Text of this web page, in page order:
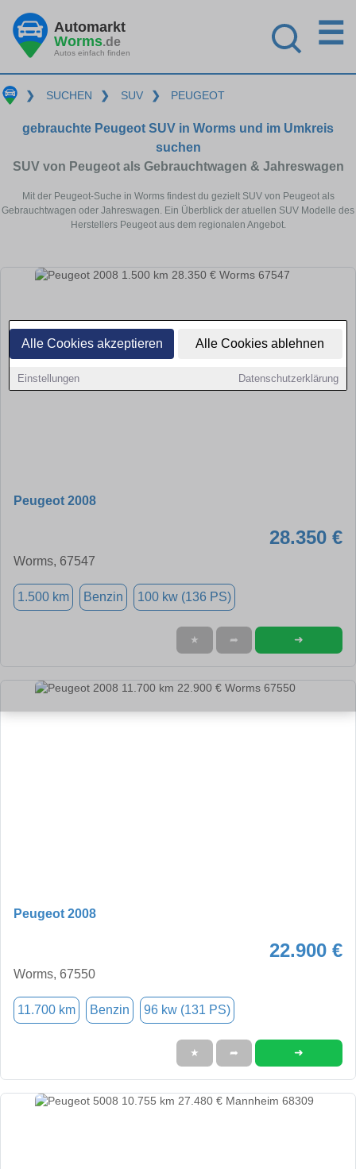
Alle Cookies akzeptieren Alle Cookies ablehnen
Einstellungen Datenschutzerklärung
Automarkt
Worms.de
Autos einfach finden
☰
❯ SUCHEN ❯ SUV ❯ PEUGEOT
gebrauchte Peugeot SUV in Worms und im Umkreis
suchen
SUV von Peugeot als Gebrauchtwagen & Jahreswagen
Mit der Peugeot-Suche in Worms findest du gezielt SUV von Peugeot als
Gebrauchtwagen oder Jahreswagen. Ein Überblick der atuellen SUV Modelle des
Herstellers Peugeot aus dem regionalen Angebot.
Peugeot 2008
28.350 €
Worms, 67547
1.500 km Benzin 100 kw (136 PS)
★ ➦ ➜
Peugeot 2008
22.900 €
Worms, 67550
11.700 km Benzin 96 kw (131 PS)
★ ➦ ➜